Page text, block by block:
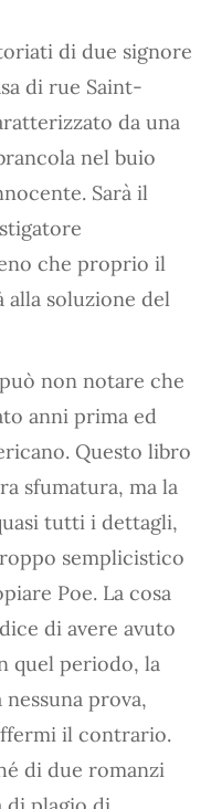
di due signore
di rue Saint-
da una
nel buio
Sarà il
che proprio il
alla soluzione del
non notare che
anni prima ed
Questo libro
sfumatura, ma la
tutti i dettagli,
semplicistico
Poe. La cosa
di avere avuto
quel periodo, la
prova,
il contrario.
di due romanzi